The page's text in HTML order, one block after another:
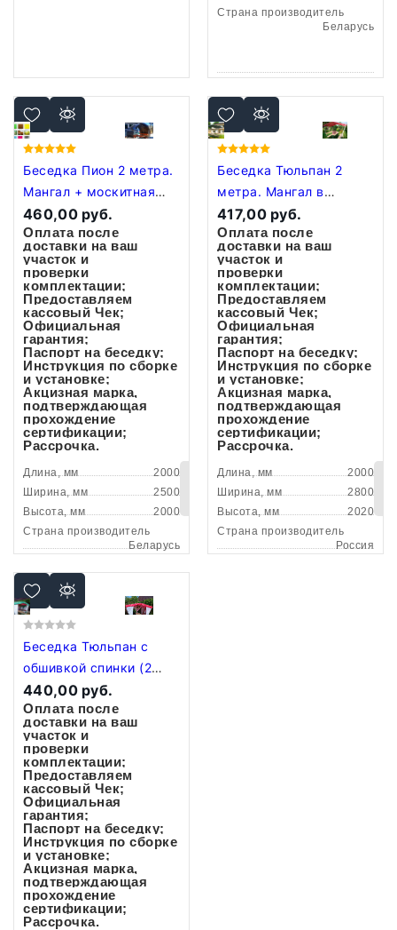
Страна производитель
Беларусь
Беседка Пион 2 метра.
Мангал + москитная
сетка в подарок!
460,00 руб.
Оплата после
доставки на ваш
участок и
проверки
комплектации;
Предоставляем
кассовый Чек;
Официальная
гарантия;
Паспорт на беседку;
Инструкция по сборке
и установке;
Акцизная марка,
подтверждающая
прохождение
сертификации;
Рассрочка.
Длина, мм
2000
Ширина, мм
2500
Высота, мм
2000
Страна производитель
Беларусь
В
корзину
Беседка Тюльпан 2
метра. Мангал в
подарок!
417,00 руб.
Оплата после
доставки на ваш
участок и
проверки
комплектации;
Предоставляем
кассовый Чек;
Официальная
гарантия;
Паспорт на беседку;
Инструкция по сборке
и установке;
Акцизная марка,
подтверждающая
прохождение
сертификации;
Рассрочка.
Длина, мм
2000
Ширина, мм
2800
Высота, мм
2020
Страна производитель
Россия
Беседка Тюльпан с
обшивкой спинки (2
метра). Мангал в
подарок!
440,00 руб.
Оплата после
доставки на ваш
участок и
проверки
комплектации;
Предоставляем
кассовый Чек;
Официальная
гарантия;
Паспорт на беседку;
Инструкция по сборке
и установке;
Акцизная марка,
подтверждающая
прохождение
сертификации;
Рассрочка.